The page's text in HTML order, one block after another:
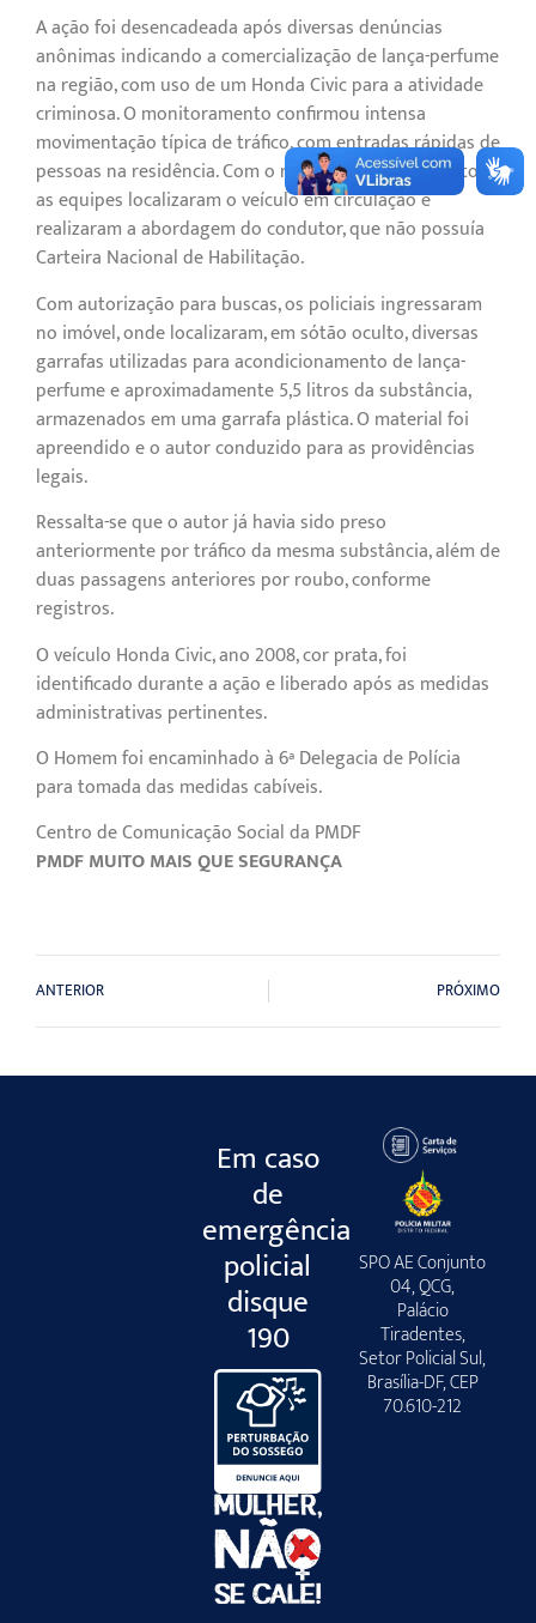
A ação foi desencadeada após diversas denúncias
anônimas indicando a comercialização de lança-perfume
na região, com uso de um Honda Civic para a atividade
criminosa. O monitoramento confirmou intensa
movimentação típica de tráfico, com entradas rápidas de
pessoas na residência. Com o reforço do policiamento,
as equipes localizaram o veículo em circulação e
realizaram a abordagem do condutor, que não possuía
Carteira Nacional de Habilitação.
Com autorização para buscas, os policiais ingressaram
no imóvel, onde localizaram, em sótão oculto, diversas
garrafas utilizadas para acondicionamento de lança-
perfume e aproximadamente 5,5 litros da substância,
armazenados em uma garrafa plástica. O material foi
apreendido e o autor conduzido para as providências
legais.
Ressalta-se que o autor já havia sido preso
anteriormente por tráfico da mesma substância, além de
duas passagens anteriores por roubo, conforme
registros.
O veículo Honda Civic, ano 2008, cor prata, foi
identificado durante a ação e liberado após as medidas
administrativas pertinentes.
O Homem foi encaminhado à 6ª Delegacia de Polícia
para tomada das medidas cabíveis.
Centro de Comunicação Social da PMDF
PMDF MUITO MAIS QUE SEGURANÇA
ANTERIOR PRÓXIMO
Em caso
de
emergência
policial
disque
190
SPO AE Conjunto
04, QCG,
Palácio
Tiradentes,
Setor Policial Sul,
Brasília-DF, CEP
70.610-212